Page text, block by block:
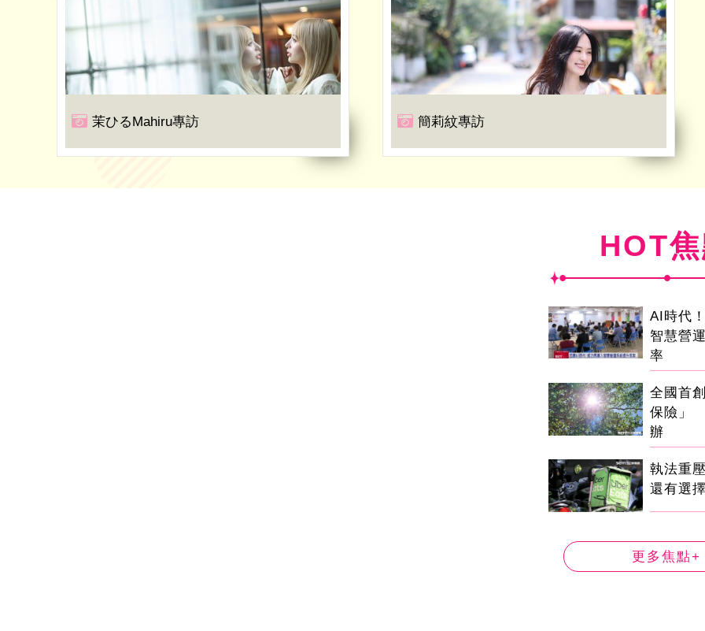
茉ひるMahiru專訪 簡莉紋專訪
HOT
AI時代
智慧營
率
全國首
保險」
辦
執法重
還有選
更多焦點+